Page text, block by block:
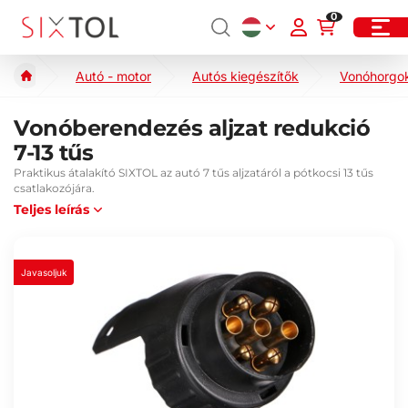
0
Autó - motor Autós kiegészítők
Vonóberendezés aljzat redukció
7-13 tűs
Praktikus átalakító SIXTOL az autó 7 tűs aljzatáról a pótkocsi 13 tűs
csatlakozójára.
Teljes leírás
Javasoljuk